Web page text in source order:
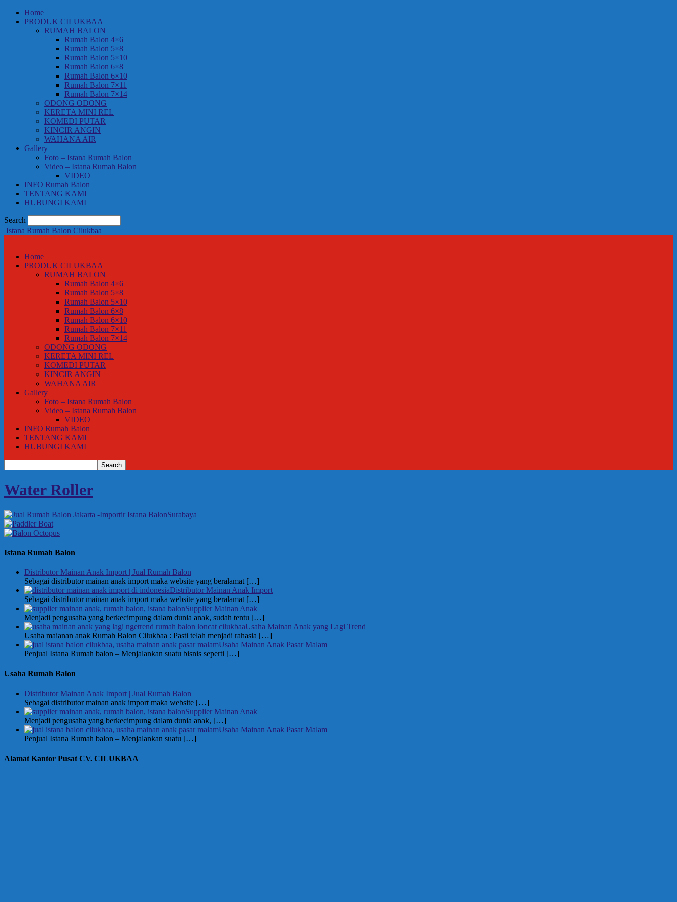
Home
PRODUK CILUKBAA
RUMAH BALON
Rumah Balon 4×6
Rumah Balon 5×8
Rumah Balon 5×10
Rumah Balon 6×8
Rumah Balon 6×10
Rumah Balon 7×11
Rumah Balon 7×14
ODONG ODONG
KERETA MINI REL
KOMEDI PUTAR
KINCIR ANGIN
WAHANA AIR
Gallery
Foto – Istana Rumah Balon
Video – Istana Rumah Balon
VIDEO
INFO Rumah Balon
TENTANG KAMI
HUBUNGI KAMI
Search
Istana Rumah Balon Cilukbaa
Home
PRODUK CILUKBAA
RUMAH BALON
Rumah Balon 4×6
Rumah Balon 5×8
Rumah Balon 5×10
Rumah Balon 6×8
Rumah Balon 6×10
Rumah Balon 7×11
Rumah Balon 7×14
ODONG ODONG
KERETA MINI REL
KOMEDI PUTAR
KINCIR ANGIN
WAHANA AIR
Gallery
Foto – Istana Rumah Balon
Video – Istana Rumah Balon
VIDEO
INFO Rumah Balon
TENTANG KAMI
HUBUNGI KAMI
Water Roller
Istana Rumah Balon
Distributor Mainan Anak Import | Jual Rumah Balon
Sebagai distributor mainan anak import maka website yang beralamat […]
Distributor Mainan Anak Import
Sebagai distributor mainan anak import maka website yang beralamat […]
Supplier Mainan Anak
Menjadi pengusaha yang berkecimpung dalam dunia anak, sudah tentu […]
Usaha Mainan Anak yang Lagi Trend
Usaha maianan anak Rumah Balon Cilukbaa : Pasti telah menjadi rahasia […]
Usaha Mainan Anak Pasar Malam
Penjual Istana Rumah balon – Menjalankan suatu bisnis seperti […]
Usaha Rumah Balon
Distributor Mainan Anak Import | Jual Rumah Balon
Sebagai distributor mainan anak import maka website […]
Supplier Mainan Anak
Menjadi pengusaha yang berkecimpung dalam dunia anak, […]
Usaha Mainan Anak Pasar Malam
Penjual Istana Rumah balon – Menjalankan suatu […]
Alamat Kantor Pusat CV. CILUKBAA